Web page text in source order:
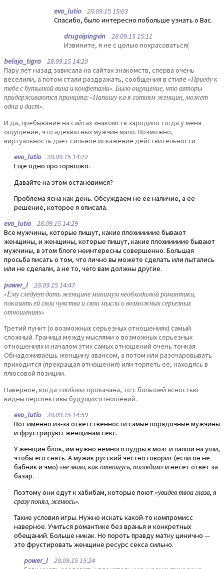
evo_lutio28.09.15 15:03
Спасибо, было интересно побольше узнать о Вас.
drugoipingvin 28.09.15 15:11
Извините, я не с целью покрасоваться(
belaja_tigra 28.09.15 14:20
Пару лет назад зависала на сайтах знакомств, сперва очень
веселили, а потом стали раздражать, сообщения в стиле «Приеду к
тебе с бутылкой вина и конфетами». Было ощущение, что авторы
придерживаются принципа: «Напишу-ка я сотням женщин, может
одна и даст».
И да, пребывание на сайтах знакомств зародило тогда у меня
ощущение, что адекватных мужчин мало. Возможно,
виртуальность дает сильное искажение действительности.
evo_lutio28.09.15 14:22
Еще одно про горюшко.
Давайте на этом остановимся?
Проблема ясна как день. Обсуждаем не ее наличие, а ее
решение, которое я описала.
evo_lutio28.09.15 14:29
Все мужчины, которые пишут, какие плохииииие бывают
женщины, и женщины, которые пишут, какие плохииииие бывают
мужчины, в этом блоге неинтересны совершенно. Большая
просьба писать о том, что лично вы можете сделать или пытались
или не сделали, а не то, чего вам должны другие.
power_l 28.09.15 14:47
«Ему следует дать женщине минимум необходимой романтики,
показать ей свои чувства и свои мысли о возможных серьезных
отношениях»
Третий пункт (о возможных серьезных отношениях) самый
сложный. Граница между мыслями о возможных серьезных
отношениях и началом этих самых отношений очень тонкая.
Обнадеживаешь женщину авансом, а потом или разочаровывать
приходится (прекращая отношения) или терпеть ее, находясь в
плюсовой позиции.
Наверное, когда «любовь»прокачана, то с большей ясностью
видны перспективы будущих отношений.
evo_lutio28.09.15 14:59
Вот именно из-за ответственности самые порядочные мужчины
и фрустрируют женщинам секс.
У женщин блок, им нужно немного пудры в мозг и лапши на уши,
чтобы его снять. А мужик русский честно говорит (если он не
бабник и чмо) «не знаю, как отношусь, поглядим»и несет ответ за
базар.
Поэтому они едут к хабибам, которые поют«увидев твои глаза, я
сразу понял, женюсь».
Такие условия игры. Нужно искать какой-то компромисс
наверное. Учиться романтике без вранья и конкретных
обещаний. Больше никак. Но пороть правду матку цинично —
это фрустировать женщине ресурс секса сильно.
power_l 28.09.15 15:24